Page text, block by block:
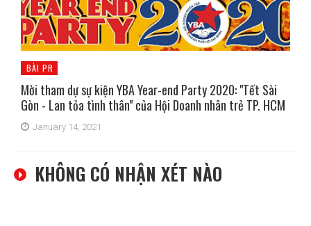
BÀI PR
Mời tham dự sự kiện YBA Year-end Party 2020: "Tết Sài
Gòn - Lan tỏa tình thân" của Hội Doanh nhân trẻ TP. HCM
January 14, 2021
KHÔNG CÓ NHẬN XÉT NÀO